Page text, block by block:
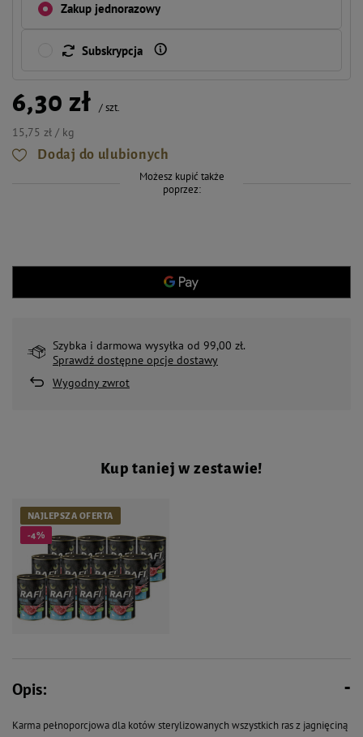
Zakup jednorazowy
Subskrypcja
6,30 zł /szt.
15,75 zł / kg
Dodaj do ulubionych
Możesz kupić także
poprzez:
Szybka i darmowa wysyłka od 99,00 zł.
Sprawdź dostępne opcje dostawy
Wygodny zwrot
Kup taniej w zestawie!
NAJLEPSZA OFERTA
-4%
sterylizowanych z jagnięciną Rafi
Cat Adult zestaw 12 x 400 g
Opis:
Karma pełnoporcjowa dla kotów sterylizowanych wszystkich ras z jagnięciną